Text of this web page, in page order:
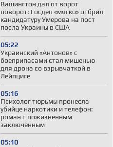
Вашингтон дал от ворот
поворот: Госдеп «мягко» отбрил
кандидатуру Умерова на пост
посла Украины в США
05:22
Украинский «Антонов» с
боеприпасами стал мишенью
для дрона со взрывчаткой в
Лейпциге
05:16
Психолог тюрьмы пронесла
убийце наркотики и телефон:
роман с пожизненным
заключенным
05:10